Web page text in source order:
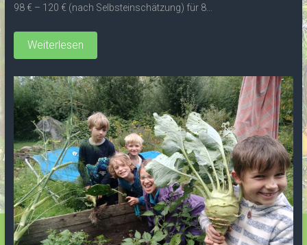
98 € – 120 € (nach Selbsteinschätzung) für 8...
Weiterlesen